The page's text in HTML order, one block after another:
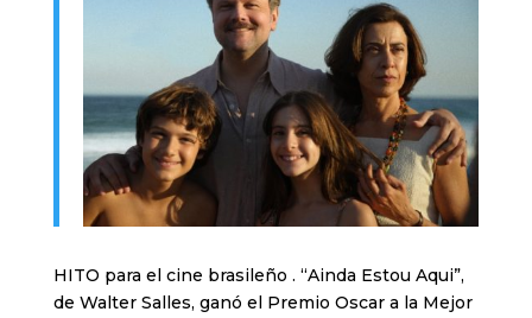
HITO para el cine brasileño . “Ainda Estou Aqui”,
de Walter Salles, ganó el Premio Oscar a la Mejor